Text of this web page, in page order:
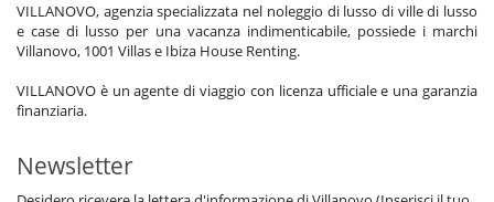
VILLANOVO, agenzia specializzata nel noleggio di lusso di ville di lusso
e case di lusso per una vacanza indimenticabile, possiede i marchi
Villanovo, 1001 Villas e Ibiza House Renting.
VILLANOVO è un agente di viaggio con licenza ufficiale e una garanzia
finanziaria.
Newsletter